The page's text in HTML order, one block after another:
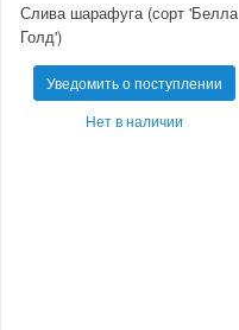
Слива шарафуга (сорт 'Белла
Голд')
Уведомить о поступлении
Нет в наличии